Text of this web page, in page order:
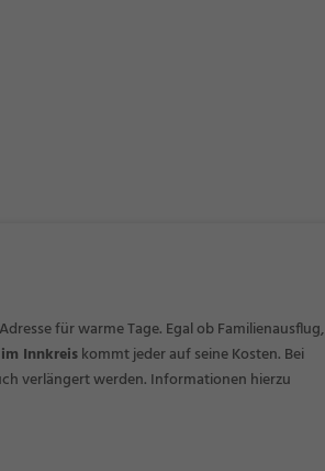
für warme Tage. Egal ob Familienausflug,
Innkreiskommt jeder auf seine Kosten. Bei
verlängert werden. Informationen hierzu